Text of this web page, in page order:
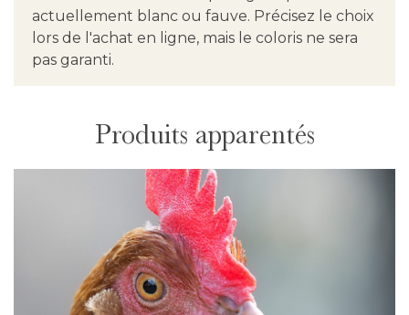
actuellement blanc ou fauve. Précisez le choix
lors de l'achat en ligne, mais le coloris ne sera
pas garanti.
Produits apparentés